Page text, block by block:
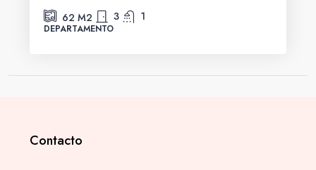
62 M2 3 1
DEPARTAMENTO
Contacto